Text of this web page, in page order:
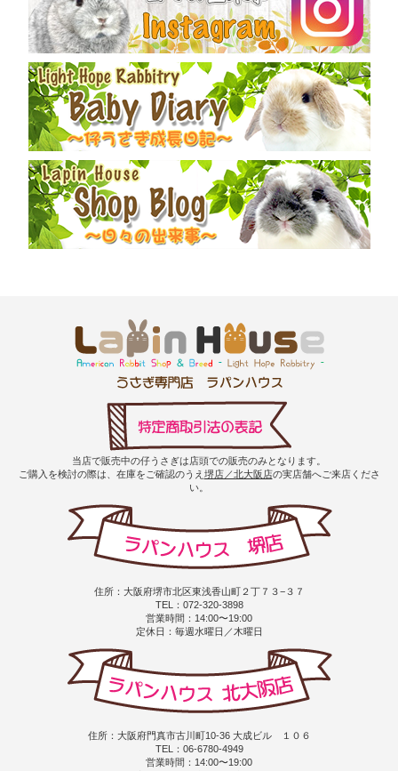
当店で販売中の仔うさぎは店頭での販売のみとなります。
ご購入を検討の際は、在庫をご確認のうえ 堺店／北大阪店の実店舗へご来店くださ
い。
住所：大阪府堺市北区東浅香山町２丁７３−３７
TEL：072-320-3898
営業時間：14:00〜19:00
定休日：毎週水曜日／木曜日
住所：大阪府門真市古川町10-36 大成ビル １０６
TEL：06-6780-4949
営業時間：14:00〜19:00